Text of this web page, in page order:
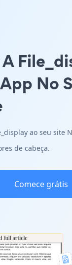
App No
ao seu site
de cabeça.
Comece grátis